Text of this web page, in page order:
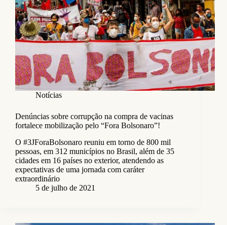
Notícias
Denúncias sobre corrupção na compra de vacinas
fortalece mobilização pelo “Fora Bolsonaro”!
O #3JForaBolsonaro reuniu em torno de 800 mil
pessoas, em 312 municípios no Brasil, além de 35
cidades em 16 países no exterior, atendendo as
expectativas de uma jornada com caráter
extraordinário
5 de julho de 2021